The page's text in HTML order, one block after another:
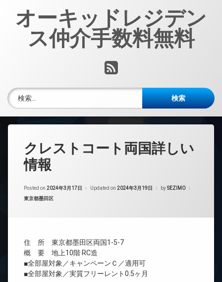
オーキッドレジデン
ス仲介手数料無料
RSS
検索:
クレストコート両国詳しい
情報
Posted on 2024年3月17日 Updated on 2024年3月19日 bySEZIMO
カテゴリー:
東京都墨田区
住 所 東京都墨田区両国1-5-7
概 要 地上10階 RC造
■全部屋対象／キャンペーンＣ／適用可
■全部屋対象／実質フリーレント0.5ヶ月